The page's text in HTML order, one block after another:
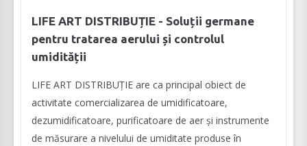
LIFE ART DISTRIBUȚIE - Soluții germane
pentru tratarea aerului și controlul
umidității
LIFE ART DISTRIBUȚIE are ca principal obiect de
activitate comercializarea de umidificatoare,
dezumidificatoare, purificatoare de aer și instrumente
de măsurare a nivelului de umiditate produse în